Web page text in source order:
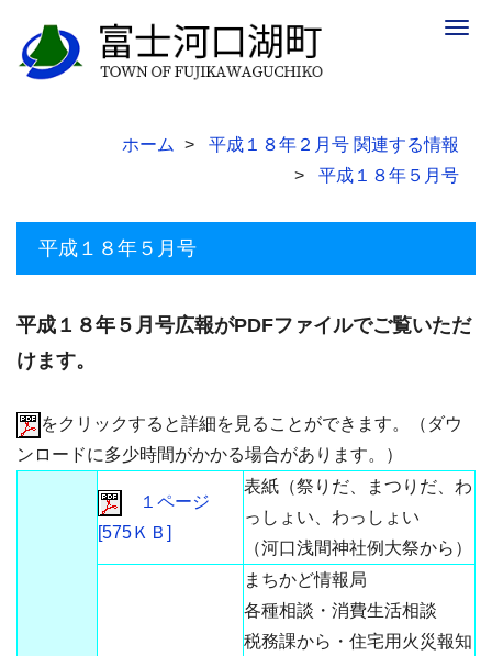
ホーム
平成１８年２月号 関連する情報
平成１８年５月号
平成１８年５月号
平成１８年５月号広報がPDFファイルでご覧いただ
けます。
をクリックすると詳細を見ることができます。（ダウ
ンロードに多少時間がかかる場合があります。）
１ページ
[575ＫＢ]
表紙（祭りだ、まつりだ、わ
っしょい、わっしょい
（河口浅間神社例大祭から）
まちかど情報局
各種相談・消費生活相談
税務課から・住宅用火災報知